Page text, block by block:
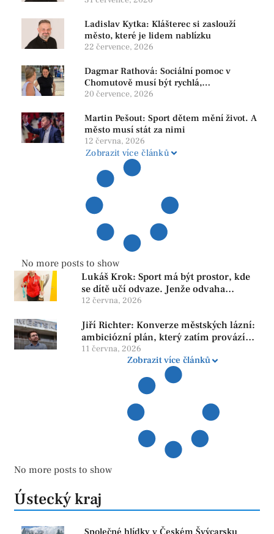
Ladislav Kytka: Klášterec si zaslouží
město, které je lidem nablízku
22 července, 2026
Dagmar Rathová: Sociální pomoc v
Chomutově musí být rychlá,
srozumitelná a férová. Ne udržovat lidi v
20 července, 2026
Martin Pešout: Sport dětem mění život. A
město musí stát za nimi
12 června, 2026
Zobrazit více článků
No more posts to show
Lukáš Krok: Sport má být prostor, kde
se dítě učí odvaze. Jenže odvaha
neroste tam, kde se bojí udělat chybu.
12 června, 2026
Jiří Richter: Konverze městských lázní:
ambiciózní plán, který zatím provází
více otazníků než jistot
11 června, 2026
Zobrazit více článků
No more posts to show
Ústecký kraj